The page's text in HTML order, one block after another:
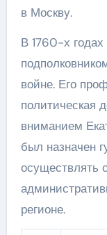
в Москву.
В 1760-х годах
войне. Его
политическая
вниманием
был назначен
осуществлять
регионе.